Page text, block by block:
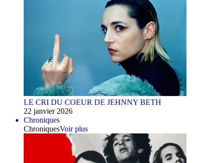
LE CRI DU COEUR DE JEHNNY BETH
22 janvier 2026
Chroniques
ChroniquesVoir plus